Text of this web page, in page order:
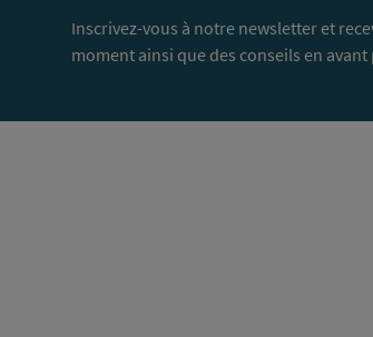
Inscrivez-vous à notre newsletter et
moment ainsi que des conseils en avant